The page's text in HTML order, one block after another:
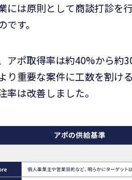
には原則として商談打診を
す。
アポ取得率は約40%から約
り重要な案件に工数を割け
率は改善しました。